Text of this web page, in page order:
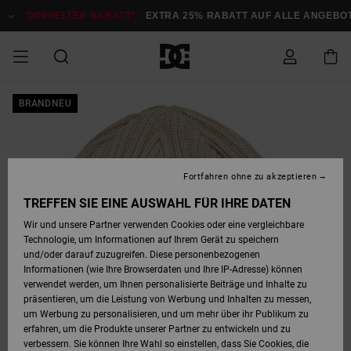
Produktinformation
DOPPELTER RABATT*: EXTRA 25% RABATT AUF ALLE ANGEBOTE
DOPPELTER
SALE MÄNNER
Accessoires
SALE SNOW
T-Shirts
Jacken &
SALE FRAUEN
SALE KINDER Sale
Sale Snow
Jacken &
Hoodies &
ESSENTIALS
Lynx
Pure
Net
Alle ansehen
HIGHLIGHTS
DC Command
Manteca
Construct
Ascend
SCHUHE Sneakers
Sandalen
Winterschuhe
Snowboard
BEKLEIDUNG
T-shirts
Hemden
Jeans
Jacken &
ACCESSOIRES
Taschen &
ESSENTIALS
Alle ansehen
HIGHLIGHTS
DC Command
Manteca
Best Sellers
SCHUHE Skate
Sandalen
Snowboard
Unisex
KLEIDUNG
Alle ansehen
KINDER
ESSENTIALS
Stag
SCHUHE
Babyschuhe
Sneakers
Alle ansehen
BEKLEIDUNG
Sweatshirts &
Hemden
ACCESSOIRES
Taschen
Alle ansehen
SKATE
SKATE SHOP
COMMUNITY
SNOW SHOP FÜR
MÄNNER
Snowboard
Winterschuhe
Polarfleece &
Softshells
FRAUEN
Alle ansehen
SNOW SHOP FÜR
KINDER
Mützen
Alle ansehen
Auf meine
Bestellung
zugreifen
Versand
Retouren
Bezahlung
Geschenkkarte
BRANDNEU
TREFFEN SIE EINE AUSWAHL FÜR IHRE DATEN
Wir und unsere Partner verwenden Cookies oder eine vergleichbare
Technologie, um Informationen auf Ihrem Gerät zu speichern
und/oder darauf zuzugreifen. Diese personenbezogenen
Informationen (wie Ihre Browserdaten und Ihre IP-Adresse) können
verwendet werden, um Ihnen personalisierte Beiträge und Inhalte zu
präsentieren, um die Leistung von Werbung und Inhalten zu messen,
um Werbung zu personalisieren, und um mehr über ihr Publikum zu
erfahren, um die Produkte unserer Partner zu entwickeln und zu
verbessern. Sie können Ihre Wahl so einstellen, dass Sie Cookies, die
Fortfahren ohne zu akzeptieren